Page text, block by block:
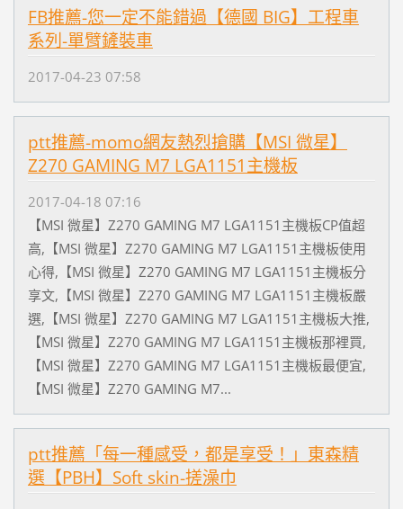
FB推薦-您一定不能錯過【德國 BIG】工程車
系列-單臂鏟裝車
2017-04-23 07:58
ptt推薦-momo網友熱烈搶購【MSI 微星】
Z270 GAMING M7 LGA1151主機板
2017-04-18 07:16
【MSI 微星】Z270 GAMING M7 LGA1151主機板CP值超
高,【MSI 微星】Z270 GAMING M7 LGA1151主機板使用
心得,【MSI 微星】Z270 GAMING M7 LGA1151主機板分
享文,【MSI 微星】Z270 GAMING M7 LGA1151主機板嚴
選,【MSI 微星】Z270 GAMING M7 LGA1151主機板大推,
【MSI 微星】Z270 GAMING M7 LGA1151主機板那裡買,
【MSI 微星】Z270 GAMING M7 LGA1151主機板最便宜,
【MSI 微星】Z270 GAMING M7...
ptt推薦「每一種感受，都是享受！」東森精
選【PBH】Soft skin-搓澡巾